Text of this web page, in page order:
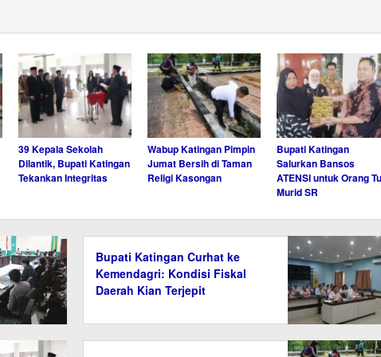
39 Kepala Sekolah
Dilantik, Bupati Katingan
Tekankan Integritas
Wabup Katingan Pimpin
Jumat Bersih di Taman
Religi Kasongan
Bupati Katingan
Salurkan Bansos
ATENSI untuk Orang
Murid SR
Bupati Katingan Curhat ke
Kemendagri: Kondisi Fiskal
Daerah Kian Terjepit